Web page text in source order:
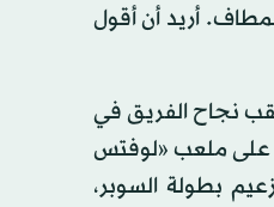
أريد أن أقول
نجاح الفريق في
على ملعب «لوفتس
بطولة السوبر،